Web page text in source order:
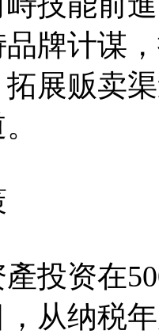
牌计谋
展贩卖
投资在
，从纳税